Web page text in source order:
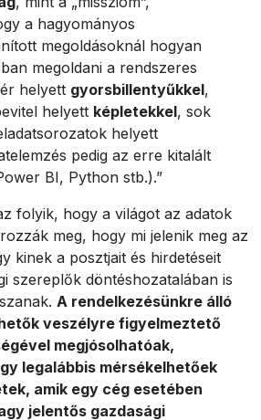
a hagyományos
megoldásoknál hogyan
megoldani a rendszeres
helyett gyorsbillentyűkkel,
helyett képletekkel, sok
helyett
pedig az erre kitalált
BI, Python stb.).”
folyik, hogy a világot az adatok
meg, hogy mi jelenik meg az
kinek a posztjait és hirdetéseit
szereplők döntéshozatalában is
A rendelkezésünkre álló
veszélyre figyelmeztető
megjósolhatóak,
legalábbis mérsékelhetőek
amik egy cég esetében
jelentős gazdasági